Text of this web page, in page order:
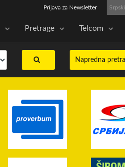
Srpski
Prijava za Newsletter
Pretrage Telcom
Napredna